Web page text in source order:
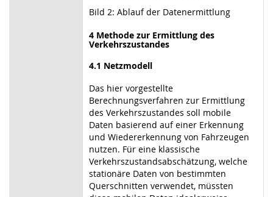
Bild 2: Ablauf der Datenermittlung
4 Methode zur Ermittlung des
Verkehrszustandes
4.1 Netzmodell
Das hier vorgestellte
Berechnungsverfahren zur Ermittlung
des Verkehrszustandes soll mobile
Daten basierend auf einer Erkennung
und Wiedererkennung von Fahrzeugen
nutzen. Für eine klassische
Verkehrszustandsabschätzung, welche
stationäre Daten von bestimmten
Querschnitten verwendet, müssten